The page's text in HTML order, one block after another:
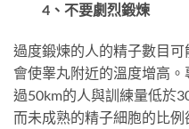
4、不要劇烈鍛煉
過度鍛煉的人的精子數目
會使睾丸附近的溫度增高
過50km的人與訓練量低於
而未成熟的精子細胞的比